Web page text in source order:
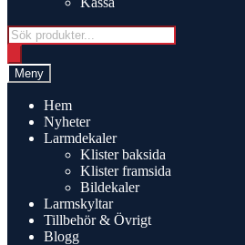
Products
search
Meny
Hem
Nyheter
Larmdekaler
Klister baksida
Klister framsida
Bildekaler
Larmskyltar
Tillbehör & Övrigt
Blogg